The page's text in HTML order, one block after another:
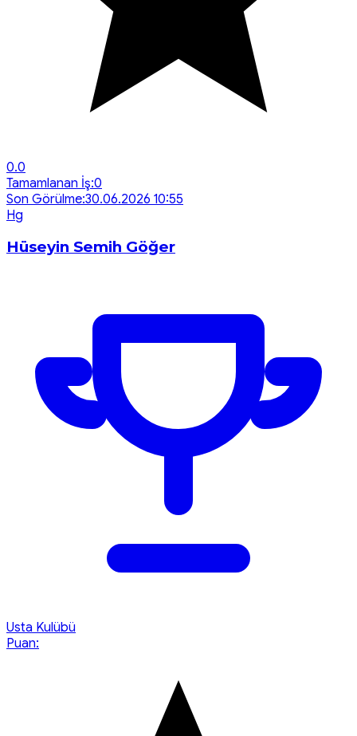
0.0
Tamamlanan İş:0
Son Görülme:30.06.2026 10:55
Hg
Hüseyin Semih Göğer
Usta Kulübü
Puan: